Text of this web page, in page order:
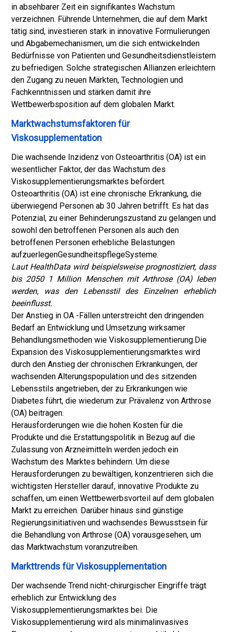
in absehbarer Zeit ein signifikantes Wachstum
verzeichnen. Führende Unternehmen, die auf dem Markt
tätig sind, investieren stark in innovative Formulierungen
und Abgabemechanismen, um die sich entwickelnden
Bedürfnisse von Patienten und Gesundheitsdienstleistern
zu befriedigen. Solche strategischen Allianzen erleichtern
den Zugang zu neuen Märkten, Technologien und
Fachkenntnissen und stärken damit ihre
Wettbewerbsposition auf dem globalen Markt.
Marktwachstumsfaktoren für
Viskosupplementation
Die wachsende Inzidenz von Osteoarthritis (OA) ist ein
wesentlicher Faktor, der das Wachstum des
Viskosupplementierungsmarktes befördert.
Osteoarthritis (OA) ist eine chronische Erkrankung, die
überwiegend Personen ab 30 Jahren betrifft. Es hat das
Potenzial, zu einer Behinderungszustand zu gelangen und
sowohl den betroffenen Personen als auch den
betroffenen Personen erhebliche Belastungen
aufzuerlegenGesundheitspflegeSysteme.
Laut HealthData wird beispielsweise prognostiziert, dass
bis 2050 1 Million Menschen mit Arthrose (OA) leben
werden, was den Lebensstil des Einzelnen erheblich
beeinflusst.
Der Anstieg in OA -Fällen unterstreicht den dringenden
Bedarf an Entwicklung und Umsetzung wirksamer
Behandlungsmethoden wie Viskosupplementierung.Die
Expansion des Viskosupplementierungsmarktes wird
durch den Anstieg der chronischen Erkrankungen, der
wachsenden Alterungspopulation und des sitzenden
Lebensstils angetrieben, der zu Erkrankungen wie
Diabetes führt, die wiederum zur Prävalenz von Arthrose
(OA) beitragen.
Herausforderungen wie die hohen Kosten für die
Produkte und die Erstattungspolitik in Bezug auf die
Zulassung von Arzneimitteln werden jedoch ein
Wachstum des Marktes behindern. Um diese
Herausforderungen zu bewältigen, konzentrieren sich die
wichtigsten Hersteller darauf, innovative Produkte zu
schaffen, um einen Wettbewerbsvorteil auf dem globalen
Markt zu erreichen. Darüber hinaus sind günstige
Regierungsinitiativen und wachsendes Bewusstsein für
die Behandlung von Arthrose (OA) vorausgesehen, um
das Marktwachstum voranzutreiben.
Markttrends für Viskosupplementation
Der wachsende Trend nicht-chirurgischer Eingriffe trägt
erheblich zur Entwicklung des
Viskosupplementierungsmarktes bei. Die
Viskosupplementierung wird als minimalinvasives